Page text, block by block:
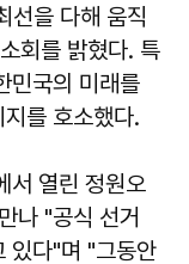
선을 다해 움직
회를 밝혔다. 특
민국의 미래를
를 호소했다.
서 열린 정원오
나 "공식 선거
있다"며 "그동안